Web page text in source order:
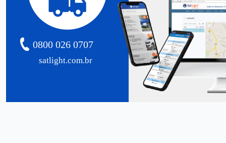
satlight.com.br
0800 026 0707